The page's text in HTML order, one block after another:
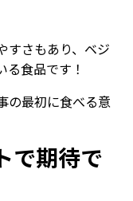
すさもあり、ベジ
食品です！
の最初に食べる意
で期待で